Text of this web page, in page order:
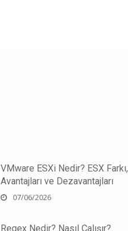
VMware ESXi Nedir? ESX Farkı,
Avantajları ve Dezavantajları
07/06/2026
Regex Nedir? Nasıl Çalışır?